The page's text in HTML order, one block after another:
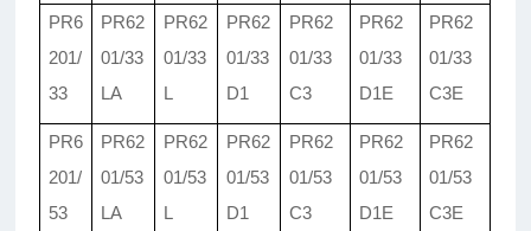
PR6
201/
33
PR62
01/33
LA
PR62
01/33
L
PR62
01/33
D1
PR62
01/33
C3
PR62
01/33
D1E
PR62
01/33
C3E
PR6
201/
53
PR62
01/53
LA
PR62
01/53
L
PR62
01/53
D1
PR62
01/53
C3
PR62
01/53
D1E
PR62
01/53
C3E